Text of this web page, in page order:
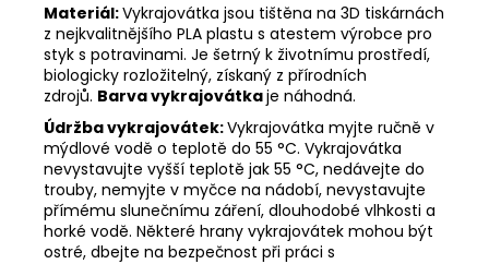
Materiál:Vykrajovátka jsou tištěna na 3D tiskárnách
z nejkvalitnějšího PLA plastu s atestem výrobce pro
styk s potravinami. Je šetrný k životnímu prostředí,
biologicky rozložitelný, získaný z přírodních
zdrojů. Barva vykrajovátkaje náhodná.
Údržba vykrajovátek:Vykrajovátka myjte ručně v
mýdlové vodě o teplotě do 55 °C. Vykrajovátka
nevystavujte vyšší teplotě jak 55 °C, nedávejte do
trouby, nemyjte v myčce na nádobí, nevystavujte
přímému slunečnímu záření, dlouhodobé vlhkosti a
horké vodě. Některé hrany vykrajovátek mohou být
ostré, dbejte na bezpečnost při práci s